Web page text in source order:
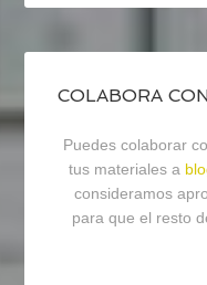
COLABORA
Puedes colaborar
tus materiales a
consideramos
para que el resto